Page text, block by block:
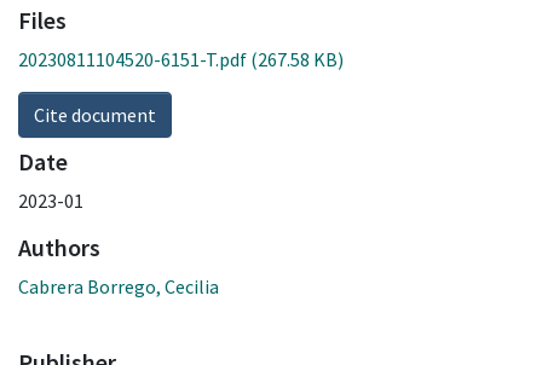
Files
20230811104520-6151-T.pdf (267.58 KB)
Cite document
Date
2023-01
Authors
Cabrera Borrego, Cecilia